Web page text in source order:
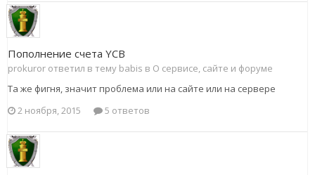
Пополнение счета YCB
prokuror ответил в тему babis в О сервисе, сайте и форуме
Та же фигня, значит проблема или на сайте или на сервере
2 ноября, 2015
5 ответов